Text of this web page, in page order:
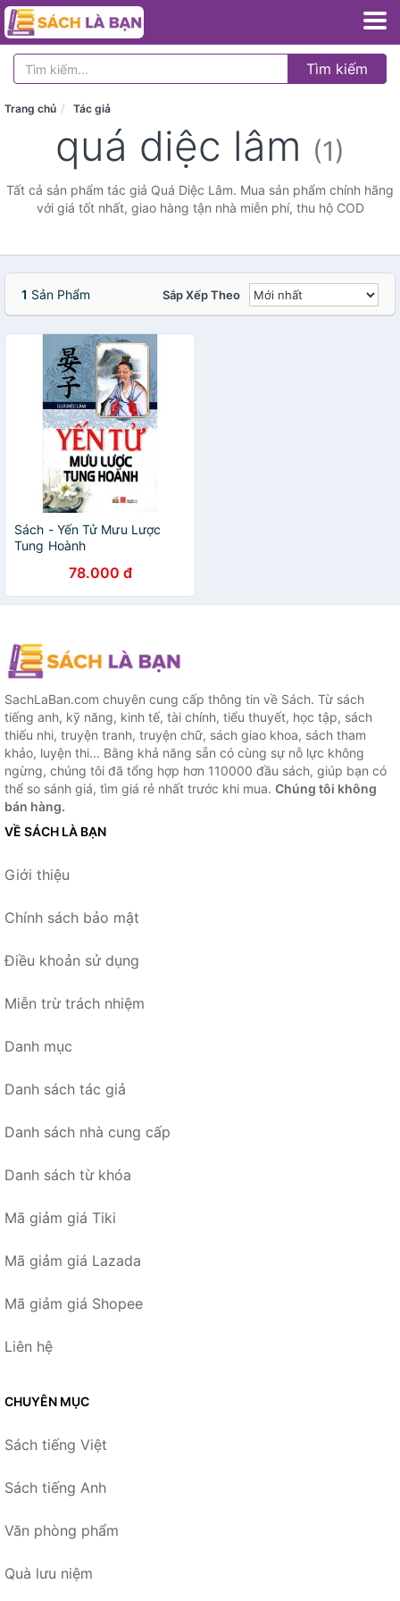
Tìm kiếm
Trang chủ Tác giả
quá diệc lâm (1)
Tất cả sản phẩm tác giả Quá Diệc Lâm. Mua sản phẩm chính hãng
với giá tốt nhất, giao hàng tận nhà miễn phí, thu hộ COD
1 Sản Phẩm Sắp Xếp Theo
Sách - Yến Tử Mưu Lược
Tung Hoành
78.000 đ
SachLaBan.com chuyên cung cấp thông tin về Sách. Từ sách
tiếng anh, kỹ năng, kinh tế, tài chính, tiểu thuyết, học tập, sách
thiếu nhi, truyện tranh, truyện chữ, sách giao khoa, sách tham
khảo, luyện thi... Bằng khả năng sẵn có cùng sự nỗ lực không
ngừng, chúng tôi đã tổng hợp hơn 110000 đầu sách, giúp bạn có
thể so sánh giá, tìm giá rẻ nhất trước khi mua. Chúng tôi không
bán hàng.
VỀ SÁCH LÀ BẠN
Giới thiệu
Chính sách bảo mật
Điều khoản sử dụng
Miễn trừ trách nhiệm
Danh mục
Danh sách tác giả
Danh sách nhà cung cấp
Danh sách từ khóa
Mã giảm giá Tiki
Mã giảm giá Lazada
Mã giảm giá Shopee
Liên hệ
CHUYÊN MỤC
Sách tiếng Việt
Sách tiếng Anh
Văn phòng phẩm
Quà lưu niệm